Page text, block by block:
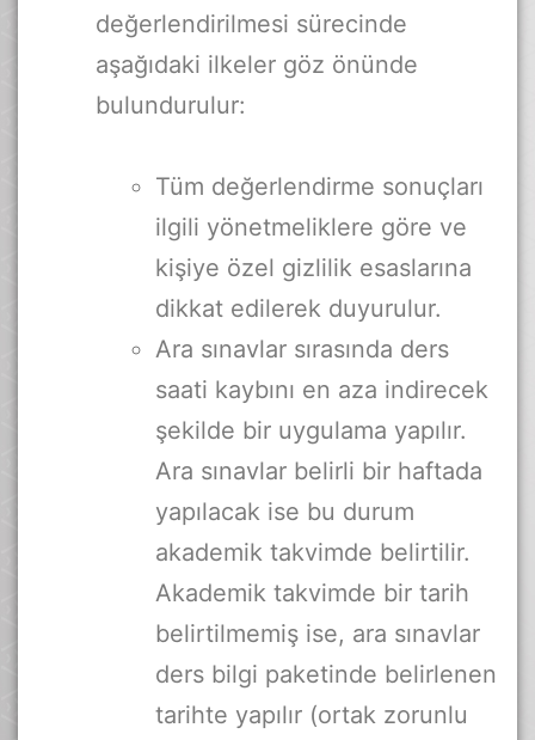
değerlendirilmesi sürecinde
aşağıdaki ilkeler göz önünde
bulundurulur:
Tüm değerlendirme sonuçları
ilgili yönetmeliklere göre ve
kişiye özel gizlilik esaslarına
dikkat edilerek duyurulur.
Ara sınavlar sırasında ders
saati kaybını en aza indirecek
şekilde bir uygulama yapılır.
Ara sınavlar belirli bir haftada
yapılacak ise bu durum
akademik takvimde belirtilir.
Akademik takvimde bir tarih
belirtilmemiş ise, ara sınavlar
ders bilgi paketinde belirlenen
tarihte yapılır (ortak zorunlu